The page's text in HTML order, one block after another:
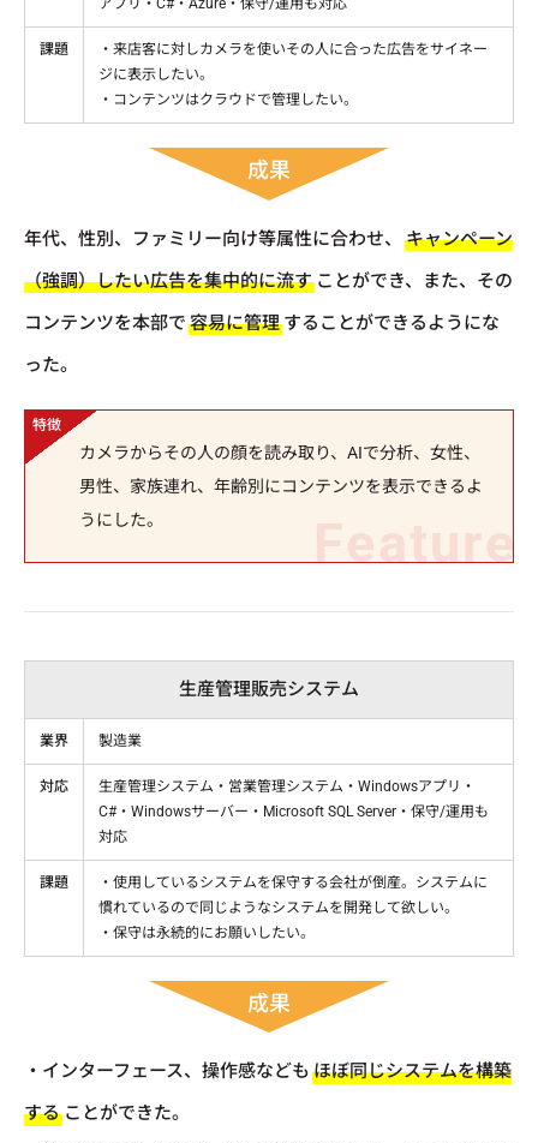
アプリ・C#・Azure・保守/運用も対応
課題
・来店客に対しカメラを使いその人に合った広告をサイネー
ジに表示したい。
・コンテンツはクラウドで管理したい。
成果
年代、性別、ファミリー向け等属性に合わせ、
キャンペーン
（強調）したい広告を集中的に流す ことができ、また、その
コンテンツを本部で 容易に管理 することができるようにな
った。
カメラからその人の顔を読み取り、AIで分析、女性、
男性、家族連れ、年齢別にコンテンツを表示できるよ
うにした。
生産管理販売システム
業界 製造業
対応
生産管理システム・営業管理システム・Windowsアプリ・
C#・Windowsサーバー・Microsoft SQL Server・保守/運用も
対応
課題
・使用しているシステムを保守する会社が倒産。システムに
慣れているので同じようなシステムを開発して欲しい。
・保守は永続的にお願いしたい。
成果
・インターフェース、操作感なども ほぼ同じシステムを構築
する ことができた。